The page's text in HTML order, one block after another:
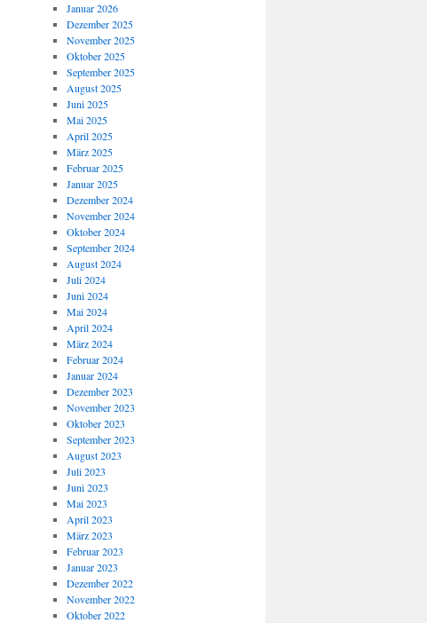
Januar 2026
Dezember 2025
November 2025
Oktober 2025
September 2025
August 2025
Juni 2025
Mai 2025
April 2025
März 2025
Februar 2025
Januar 2025
Dezember 2024
November 2024
Oktober 2024
September 2024
August 2024
Juli 2024
Juni 2024
Mai 2024
April 2024
März 2024
Februar 2024
Januar 2024
Dezember 2023
November 2023
Oktober 2023
September 2023
August 2023
Juli 2023
Juni 2023
Mai 2023
April 2023
März 2023
Februar 2023
Januar 2023
Dezember 2022
November 2022
Oktober 2022